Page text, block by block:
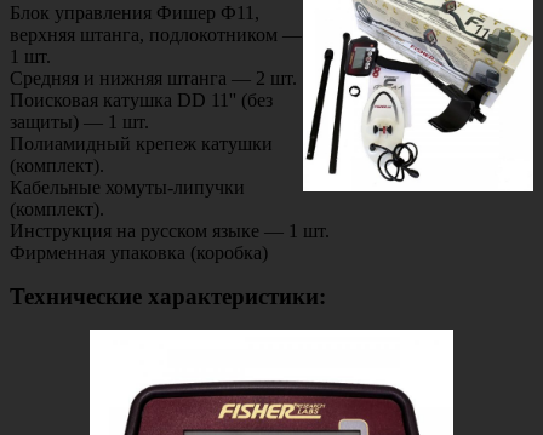
Блок управления Фишер Ф11,
верхняя штанга, подлокотником —
1 шт.
Средняя и нижняя штанга — 2 шт.
Поисковая катушка DD 11'' (без
защиты) — 1 шт.
Полиамидный крепеж катушки
(комплект).
Кабельные хомуты-липучки
(комплект).
Инструкция на русском языке — 1 шт.
Фирменная упаковка (коробка)
Технические характеристики: